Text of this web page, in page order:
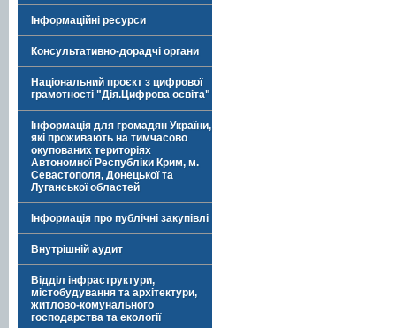
Інформаційні ресурси
Консультативно-дорадчі органи
Національний проєкт з цифрової
грамотності "Дія.Цифрова освіта"
Інформація для громадян України,
які проживають на тимчасово
окупованих територіях
Автономної Республіки Крим, м.
Севастополя, Донецької та
Луганської областей
Інформація про публічні закупівлі
Внутрішній аудит
Відділ інфраструктури,
містобудування та архітектури,
житлово-комунального
господарства та екології